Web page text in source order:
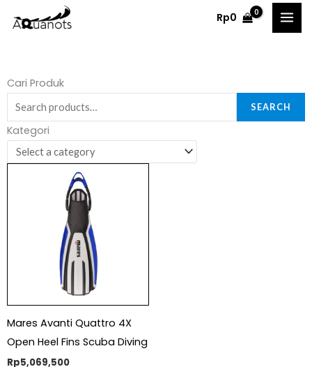
Rp0
Cari Produk
Search
for:
SEARCH
Kategori
Mares Avanti Quattro 4X
Open Heel Fins Scuba Diving
Rp5,069,500